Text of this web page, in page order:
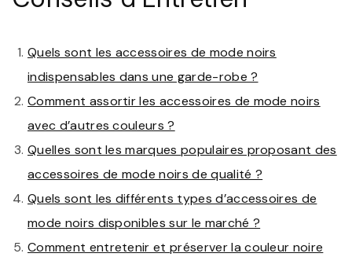
Quels sont les accessoires de mode noirs
indispensables dans une garde-robe ?
Comment assortir les accessoires de mode noirs
avec d’autres couleurs ?
Quelles sont les marques populaires proposant des
accessoires de mode noirs de qualité ?
Quels sont les différents types d’accessoires de
mode noirs disponibles sur le marché ?
Comment entretenir et préserver la couleur noire